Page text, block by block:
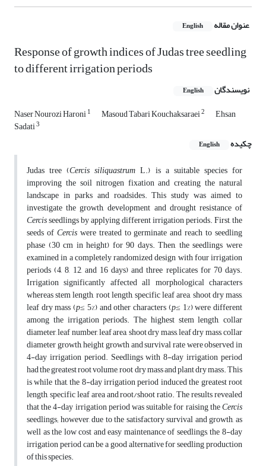
عنوان مقاله English
Response of growth indices of Judas tree seedling
to different irrigation periods
نویسندگان English
Naser Nourozi Haroni1 Masoud Tabari Kouchaksaraei2 Ehsan
Sadati3
چکیده English
Judas tree (Cercis siliquastrum L.) is a suitable species for
improving the soil nitrogen fixation and creating the natural
landscape in parks and roadsides. This study was aimed to
investigate the growth, development and drought resistance of
Cercisseedlings by applying different irrigation periods. First, the
seeds ofCerciswere treated to germinate and reach to seedling
phase (30 cm in height) for 90 days. Then, the seedlings were
examined in a completely randomized design with four irrigation
periods (4, 8, 12, and 16 days) and three replicates for 70 days.
Irrigation significantly affected all morphological characters
whereas stem length, root length, specific leaf area, shoot dry mass,
leaf dry mass (p≤ 5%) and other characters (p≤ 1%) were different
among the irrigation periods. The highest stem length, collar
diameter, leaf number, leaf area, shoot dry mass, leaf dry mass, collar
diameter growth, height growth and survival rate were observed in
4-day irrigation period. Seedlings with 8-day irrigation period
had the greatest root volume, root dry mass and plant dry mass. This
is while that, the 8-day irrigation period induced the greatest root
length, specific leaf area and root/shoot ratio. The results revealed
that the 4-day irrigation period was suitable for raising theCercis
seedlings; however, due to the satisfactory survival and growth, as
well as the low cost and easy maintenance of seedlings, the 8-day
irrigation period can be a good alternative for seedling production
of this species.